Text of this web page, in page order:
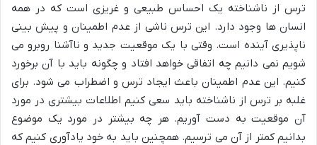
ترس از ناشناخته یک احساس طبیعی و غریزی است که در همه
انسان ها وجود دارد. این ترس ناشی از عدم اطمینان و پیش بینی
ناپذیری آینده است. وقتی با یک موقعیت جدید و ناآشنا روبرو می
شویم نمی دانیم چه اتفاقی خواهد افتاد و چگونه باید با آن برخورد
کنیم. این عدم اطمینان باعث ایجاد ترس و اضطراب می شود. برای
غلبه بر ترس از ناشناخته باید سعی کنیم اطلاعات بیشتری در مورد
آن موقعیت به دست آوریم. هر چه بیشتر در مورد یک موضوع
بدانیم کمتر از آن می ترسیم. همچنین باید به خود یادآوری کنیم که